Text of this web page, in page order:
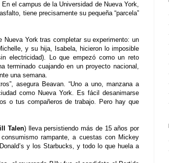
el campus de la Universidad de Nueva York,
tiene precisamente su pequeña “parcela”
York tras completar su experimento: un
y su hija, Isabela, hicieron lo imposible
electricidad). Lo que empezó como un reto
terminado cuajando en un proyecto nacional,
una semana.
asegura Beavan. “Uno a uno, manzana a
como Nueva York. Es fácil desanimarse
o tus compañeros de trabajo. Pero hay que
Talen) lleva persistiendo más de 15 años por
rampante, a cuestas con Mickey
y los Starbucks, y todo lo que huela a